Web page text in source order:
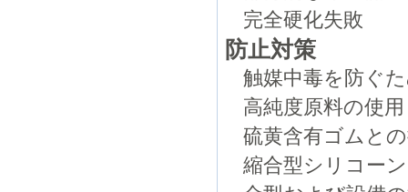
完全硬化失敗
防止対策
触媒中毒を防ぐ
高純度原料の使用
硫黄含有ゴムと
縮合型シリコー